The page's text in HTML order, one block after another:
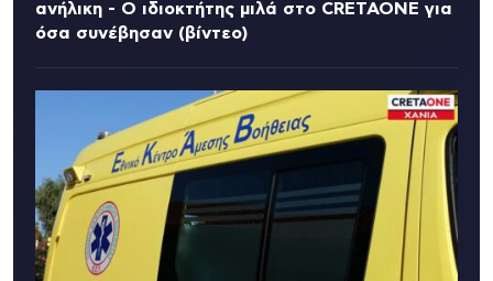
ανήλικη - Ο ιδιοκτήτης μιλά στο CRETAONE για
όσα συνέβησαν (βίντεο)